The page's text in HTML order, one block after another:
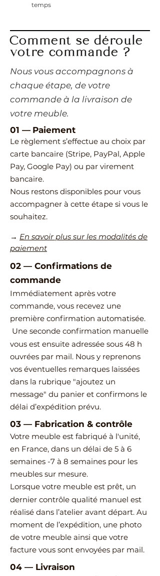
temps
Comment se déroule
votre commande ?
​Nous vous accompagnons à
chaque étape, de votre
commande à la livraison de
votre meuble.
01 — Paiement
Le règlement s’effectue au choix par
carte bancaire (Stripe, PayPal, Apple
Pay, Google Pay) ou par virement
bancaire.
Nous restons disponibles pour vous
accompagner à cette étape si vous le
souhaitez.
→ En savoir plus sur les modalités de
paiement
02 — ​Confirmations de
commande
Immédiatement après votre
commande, vous recevez une
première confirmation automatisée.
Une seconde confirmation manuelle
vous est ensuite adressée sous 48 h
ouvrées par mail. Nous y reprenons
vos éventuelles remarques laissées
dans la rubrique "ajoutez un
message" du panier et confirmons le
délai d’expédition prévu.
03 — Fabrication & contrôle
Votre meuble est fabriqué à l'unité,
en France, dans un délai de 5 à 6
semaines -7 à 8 semaines pour les
meubles sur mesure.
Lorsque votre meuble est prêt, un
dernier contrôle qualité manuel est
réalisé dans l’atelier avant départ. Au
moment de l’expédition, une photo
de votre meuble ainsi que votre
facture vous sont envoyées par mail.
04 — Livraison